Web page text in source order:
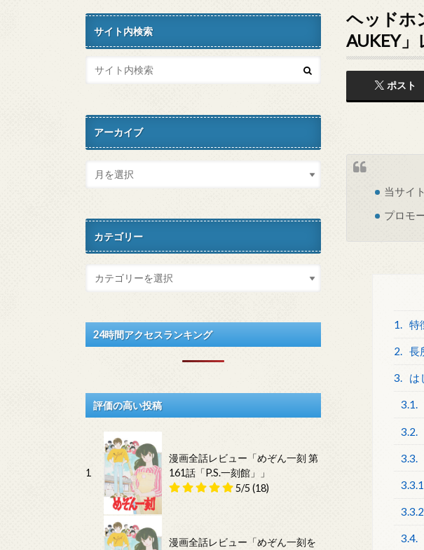
ヘッドホ
AUKEY
ポスト
当サイ
プロモ
1. 特
2. 長
3. は
3.1.
3.2.
3.3.
3.4.
サイト内検索
アーカイブ
カテゴリー
24時間アクセスランキング
評価の高い投稿
1
漫画全話レビュー「めぞん一刻 第
161話「P.S.一刻館」」
5/5 (18)
漫画全話レビュー「めぞん一刻を